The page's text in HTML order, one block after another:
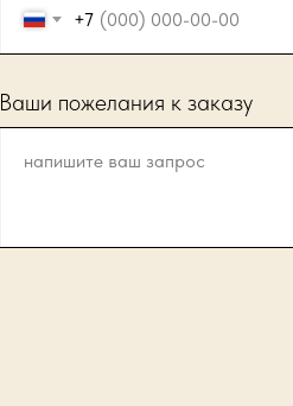
+7
Ваши пожелания к заказу